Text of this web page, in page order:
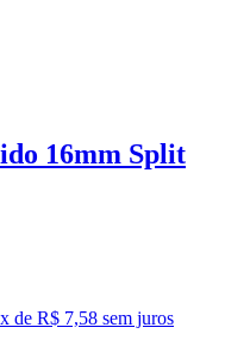
16mm Split
x de R$ 7,58 sem juros